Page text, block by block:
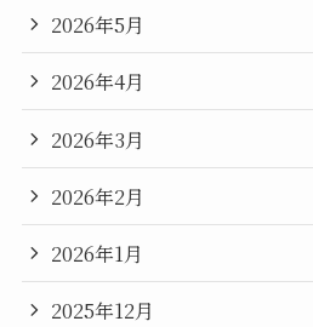
2026年5月
2026年4月
2026年3月
2026年2月
2026年1月
2025年12月